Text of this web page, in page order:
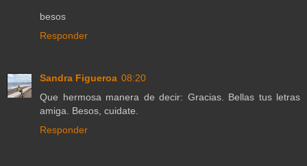
besos
Responder
Sandra Figueroa 08:20
Que hermosa manera de decir: Gracias. Bellas tus letras
amiga. Besos, cuidate.
Responder